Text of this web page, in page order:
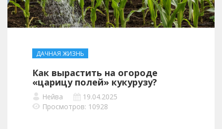
ДАЧНАЯ ЖИЗНЬ
Как вырастить на огороде
«царицу полей» кукурузу?
Нейва
19.04.2025
Просмотров: 10928